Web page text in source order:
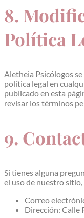
8.
Política
Aletheia Psicólogos
política legal en
publicado en esta
revisar los términos
9.
Si tienes alguna
el uso de nuestro
Correo
Dirección: Calle